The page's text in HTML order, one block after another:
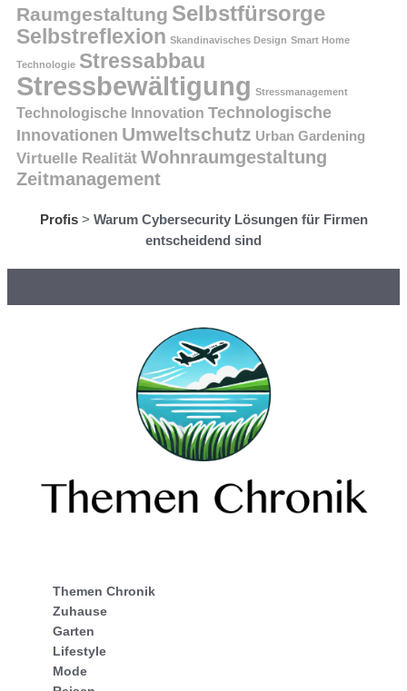
Raumgestaltung Selbstfürsorge
Selbstreflexion Skandinavisches Design Smart Home
Technologie Stressabbau
Stressbewältigung Stressmanagement
Technologische Innovation Technologische
Innovationen Umweltschutz Urban Gardening
Virtuelle Realität Wohnraumgestaltung
Zeitmanagement
Profis> Warum Cybersecurity Lösungen für Firmen
entscheidend sind
Themen Chronik
Zuhause
Garten
Lifestyle
Mode